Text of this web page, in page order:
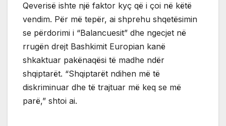
Qeverisë ishte një faktor kyç që i çoi në këtë
vendim. Për më tepër, ai shprehu shqetësimin
se përdorimi i “Balancuesit” dhe ngecjet në
rrugën drejt Bashkimit Europian kanë
shkaktuar pakënaqësi të madhe ndër
shqiptarët. “Shqiptarët ndihen më të
diskriminuar dhe të trajtuar më keq se më
parë,” shtoi ai.